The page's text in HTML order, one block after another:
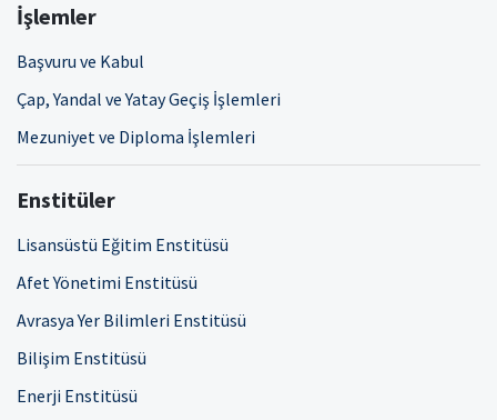
İşlemler
Başvuru ve Kabul
Çap, Yandal ve Yatay Geçiş İşlemleri
Mezuniyet ve Diploma İşlemleri
Enstitüler
Lisansüstü Eğitim Enstitüsü
Afet Yönetimi Enstitüsü
Avrasya Yer Bilimleri Enstitüsü
Bilişim Enstitüsü
Enerji Enstitüsü